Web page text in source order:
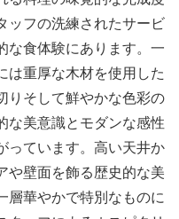
ッフの洗練されたサービ
な食体験にあります。一
は重厚な木材を使用した
りそして鮮やかな色彩の
な美意識とモダンな感性
っています。高い天井か
や壁面を飾る歴史的な美
層華やかで特別なものに